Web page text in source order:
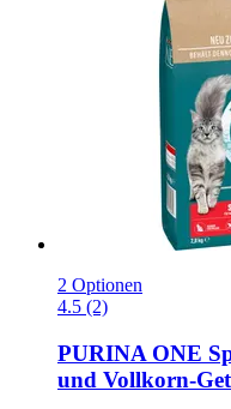
2 Optionen
4.5 (2)
PURINA ONE
und Vollkorn-​